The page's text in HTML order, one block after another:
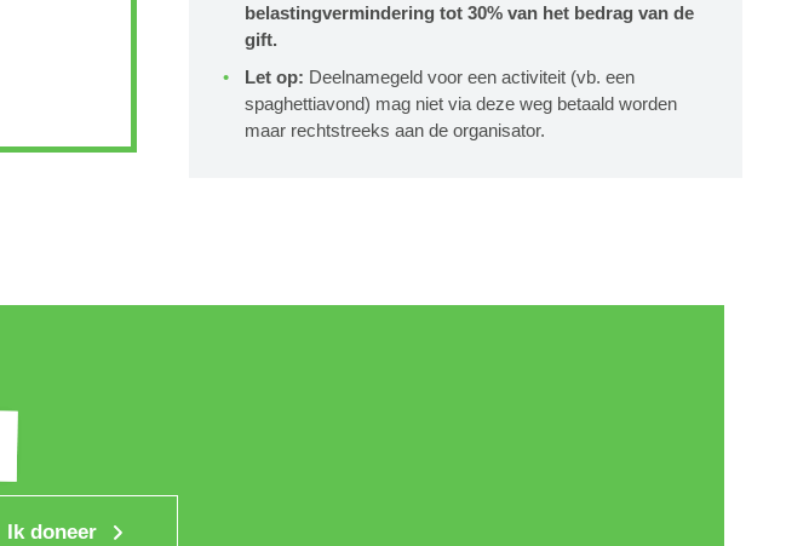
belastingvermindering tot 30% van het bedrag van de
gift.
Let op: Deelnamegeld voor een activiteit (vb. een
spaghettiavond) mag niet via deze weg betaald worden
maar rechtstreeks aan de organisator.
Ik doneer